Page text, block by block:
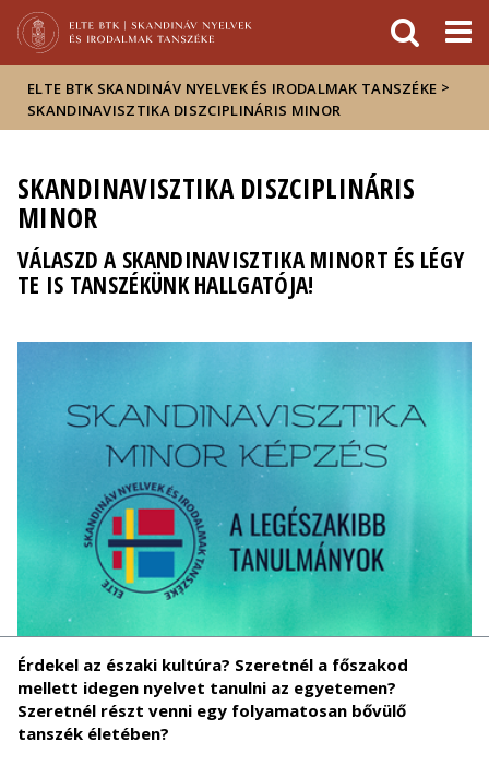
Hírek
Események
ELTE a
sajtóban
ELTE BTK SKANDINÁV NYELVEK ÉS IRODALMAK TANSZÉKE >
SKANDINAVISZTIKA DISZCIPLINÁRIS MINOR
SKANDINAVISZTIKA DISZCIPLINÁRIS
MINOR
VÁLASZD A SKANDINAVISZTIKA MINORT ÉS LÉGY
TE IS TANSZÉKÜNK HALLGATÓJA!
Érdekel az északi kultúra? Szeretnél a főszakod
mellett idegen nyelvet tanulni az egyetemen?
Szeretnél részt venni egy folyamatosan bővülő
tanszék életében?